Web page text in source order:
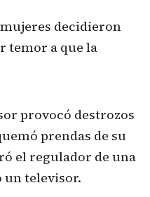
decidieron
temor a que la
provocó destrozos
prendas de su
el regulador de una
un televisor.